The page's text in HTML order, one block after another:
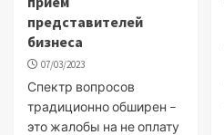
представителей
бизнеса
07/03/2023
Спектр вопросов
традиционно обширен –
это жалобы на не оплату